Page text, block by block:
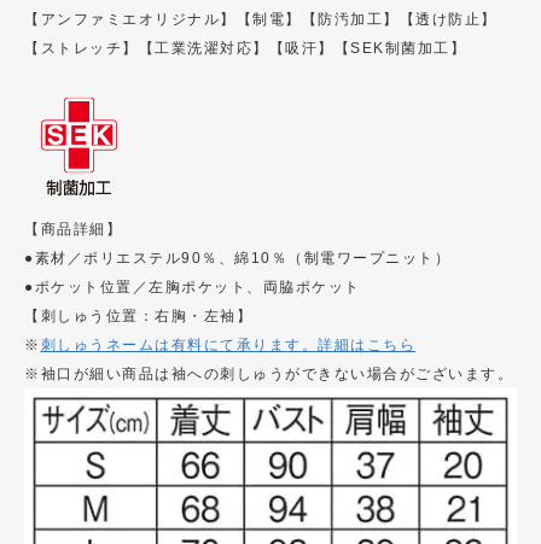
【アンファミエオリジナル】 【制電】 【防汚加工】
【透け防止】
【ストレッチ】
【工業洗濯対応】 【吸汗】 【SEK制菌加工】
【商品詳細】
●素材／ポリエステル90％、綿10％（制電ワープニット）
●ポケット位置／左胸ポケット、両脇ポケット
【刺しゅう位置：右胸・左袖】
※ 刺しゅうネームは有料にて承ります。詳細はこちら
※袖口が細い商品は袖への刺しゅうができない場合がございます。